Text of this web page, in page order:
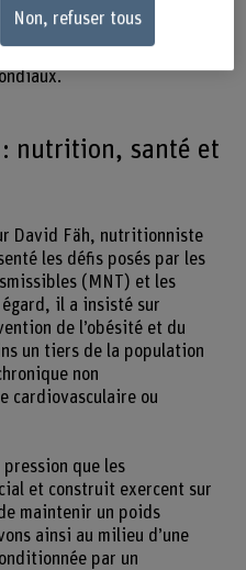
Lors du Spirit of Bern
de l’économie, de la
nutrition, santé et
David Fäh, nutritionniste
les défis posés par les
(MNT) et les
égard, il a insisté sur
de l’obésité et du
un tiers de la population
non
cardiovasculaire ou
que les
et construit exercent sur
maintenir un poids
ainsi au milieu d’une
par un
Non, refuser tous